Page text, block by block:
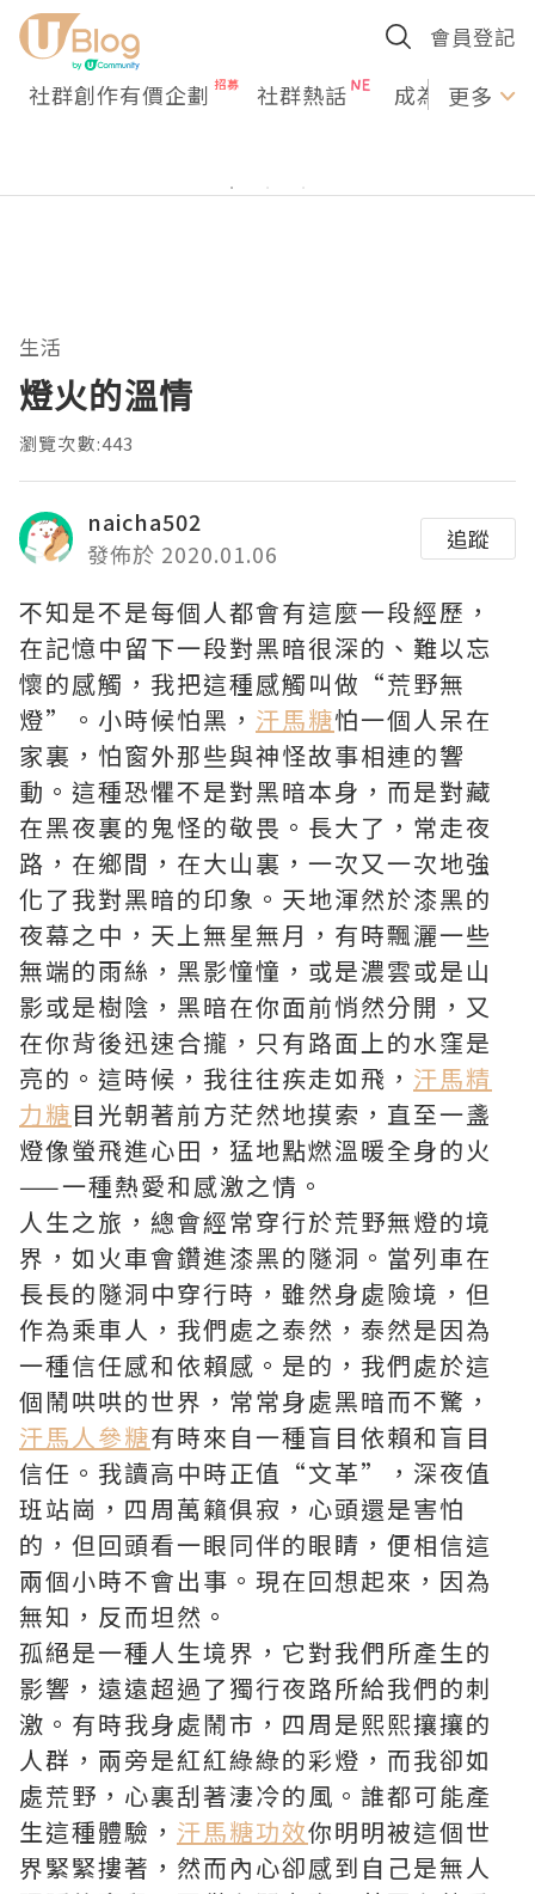
會員登記
社群創作有價企劃 社群熱話 成為U更多
生活
燈火的溫情
瀏覽次數:443
naicha502
發佈於 2020.01.06
追蹤
不知是不是每個人都會有這麼一段經歷，
在記憶中留下一段對黑暗很深的、難以忘
懷的感觸，我把這種感觸叫做“荒野無
燈”。小時候怕黑， 汗馬糖怕一個人呆在
家裏，怕窗外那些與神怪故事相連的響
動。這種恐懼不是對黑暗本身，而是對藏
在黑夜裏的鬼怪的敬畏。長大了，常走夜
路，在鄉間，在大山裏，一次又一次地強
化了我對黑暗的印象。天地渾然於漆黑的
夜幕之中，天上無星無月，有時飄灑一些
無端的雨絲，黑影憧憧，或是濃雲或是山
影或是樹陰，黑暗在你面前悄然分開，又
在你背後迅速合攏，只有路面上的水窪是
亮的。這時候，我往往疾走如飛， 汗馬精
力糖目光朝著前方茫然地摸索，直至一盞
燈像螢飛進心田，猛地點燃溫暖全身的火
——一種熱愛和感激之情。
人生之旅，總會經常穿行於荒野無燈的境
界，如火車會鑽進漆黑的隧洞。當列車在
長長的隧洞中穿行時，雖然身處險境，但
作為乘車人，我們處之泰然，泰然是因為
一種信任感和依賴感。是的，我們處於這
個鬧哄哄的世界，常常身處黑暗而不驚，
汗馬人參糖有時來自一種盲目依賴和盲目
信任。我讀高中時正值“文革”，深夜值
班站崗，四周萬籟俱寂，心頭還是害怕
的，但回頭看一眼同伴的眼睛，便相信這
兩個小時不會出事。現在回想起來，因為
無知，反而坦然。
孤絕是一種人生境界，它對我們所產生的
影響，遠遠超過了獨行夜路所給我們的刺
激。有時我身處鬧市，四周是熙熙攘攘的
人群，兩旁是紅紅綠綠的彩燈，而我卻如
處荒野，心裏刮著淒冷的風。誰都可能產
生這種體驗， 汗馬糖功效你明明被這個世
界緊緊摟著，然而內心卻感到自己是無人